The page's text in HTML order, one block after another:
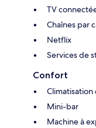
TV
Chaînes par
Netflix
Services de
Confort
Mini-bar
Machine à